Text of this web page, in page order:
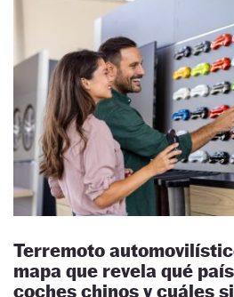
Terremoto
mapa que revela qué
coches chinos y cuáles